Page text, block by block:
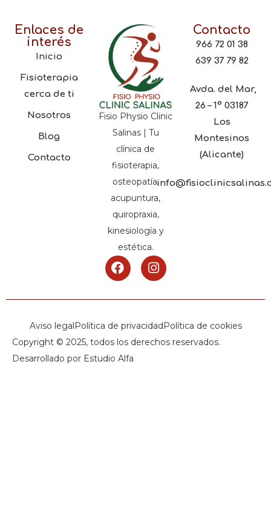
Enlaces de
interés
Inicio
Fisioterapia
cerca de ti
Nosotros
Blog
Contacto
Fisio Physio Clinic
Salinas | Tu
clínica de
fisioterapia,
osteopatía,
acupuntura,
quiropraxia,
kinesiología y
estética.
Contacto
966 72 01 38
639 37 79 82
Avda. del Mar,
26 – 1º 03187
Los
Montesinos
(Alicante)
Aviso legalPolítica de privacidadPolítica de cookies
Copyright © 2025, todos los derechos reservados.
Desarrollado por Estudio Alfa